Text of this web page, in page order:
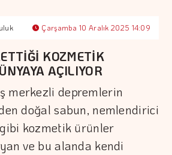
Çarşamba 10 Aralık 2025 14:09
KOZMETİK
AÇILIYOR
merkezli depremlerin
doğal sabun, nemlendirici
kozmetik ürünler
ve bu alanda kendi